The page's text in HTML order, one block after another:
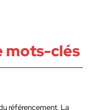
mots-clés
référencement. La